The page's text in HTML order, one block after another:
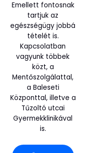
Emellett fontosnak
tartjuk az
egészségügy jobbá
tételét is.
Kapcsolatban
vagyunk többek
közt, a
Mentőszolgálattal,
a Baleseti
Központtal, illetve a
Tűzoltó utcai
Gyermekklinikával
is.